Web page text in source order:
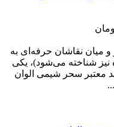
میان نقاشان حرفه‌ای به
یا شکلاتی تیره نیز شناخته می‌شود)، یکی
معتبر سحر شیمی الوان